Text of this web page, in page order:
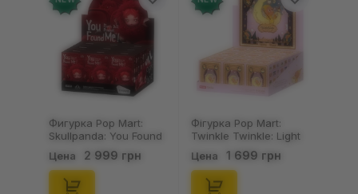
Фігурка Pop Mart:
Twinkle Twinkle: Light
Up: Scene Sets Series
(Blind Box: 1 з 10)
(Secret Edition),
(21372)
Цена 1 699 грн
Брелок Fuggler:
Collectible Keychains:
Gold Edition: Series 3
(Blind Box: 1 з 24),
(11550)
Цена 199 грн